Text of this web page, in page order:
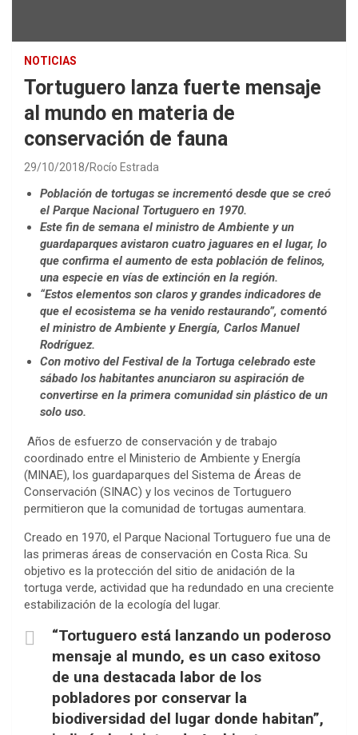
NOTICIAS
Tortuguero lanza fuerte mensaje
al mundo en materia de
conservación de fauna
29/10/2018 Rocío Estrada
Población de tortugas se incrementó desde que se creó
el Parque Nacional Tortuguero en 1970.
Este fin de semana el ministro de Ambiente y un
guardaparques avistaron cuatro jaguares en el lugar, lo
que confirma el aumento de esta población de felinos,
una especie en vías de extinción en la región.
“Estos elementos son claros y grandes indicadores de
que el ecosistema se ha venido restaurando”, comentó
el ministro de Ambiente y Energía, Carlos Manuel
Rodríguez.
Con motivo del Festival de la Tortuga celebrado este
sábado los habitantes anunciaron su aspiración de
convertirse en la primera comunidad sin plástico de un
solo uso.
Años de esfuerzo de conservación y de trabajo
coordinado entre el Ministerio de Ambiente y Energía
(MINAE), los guardaparques del Sistema de Áreas de
Conservación (SINAC) y los vecinos de Tortuguero
permitieron que la comunidad de tortugas aumentara.
Creado en 1970, el Parque Nacional Tortuguero fue una de
las primeras áreas de conservación en Costa Rica. Su
objetivo es la protección del sitio de anidación de la
tortuga verde, actividad que ha redundado en una creciente
estabilización de la ecología del lugar.
“Tortuguero está lanzando un poderoso
mensaje al mundo, es un caso exitoso
de una destacada labor de los
pobladores por conservar la
biodiversidad del lugar donde habitan”,